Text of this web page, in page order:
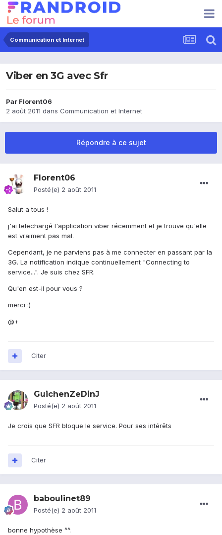
Communication et Internet
Viber en 3G avec Sfr
Par Florent06
2 août 2011 dans Communication et Internet
Répondre à ce sujet
Florent06
Posté(e) 2 août 2011
Salut a tous !
j'ai telechargé l'application viber récemment et je trouve qu'elle
est vraiment pas mal.
Cependant, je ne parviens pas à me connecter en passant par la
3G. La notification indique continuellement "Connecting to
service...". Je suis chez SFR.
Qu'en est-il pour vous ?
merci :)
@+
Citer
GuichenZeDinJ
Posté(e) 2 août 2011
Je crois que SFR bloque le service. Pour ses intérêts
Citer
baboulinet89
Posté(e) 2 août 2011
bonne hypothèse ^^.